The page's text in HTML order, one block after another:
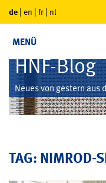
de | en | fr | nl
MENÜ
HNF-Blog
Neues von gestern aus
TAG: NIMROD-